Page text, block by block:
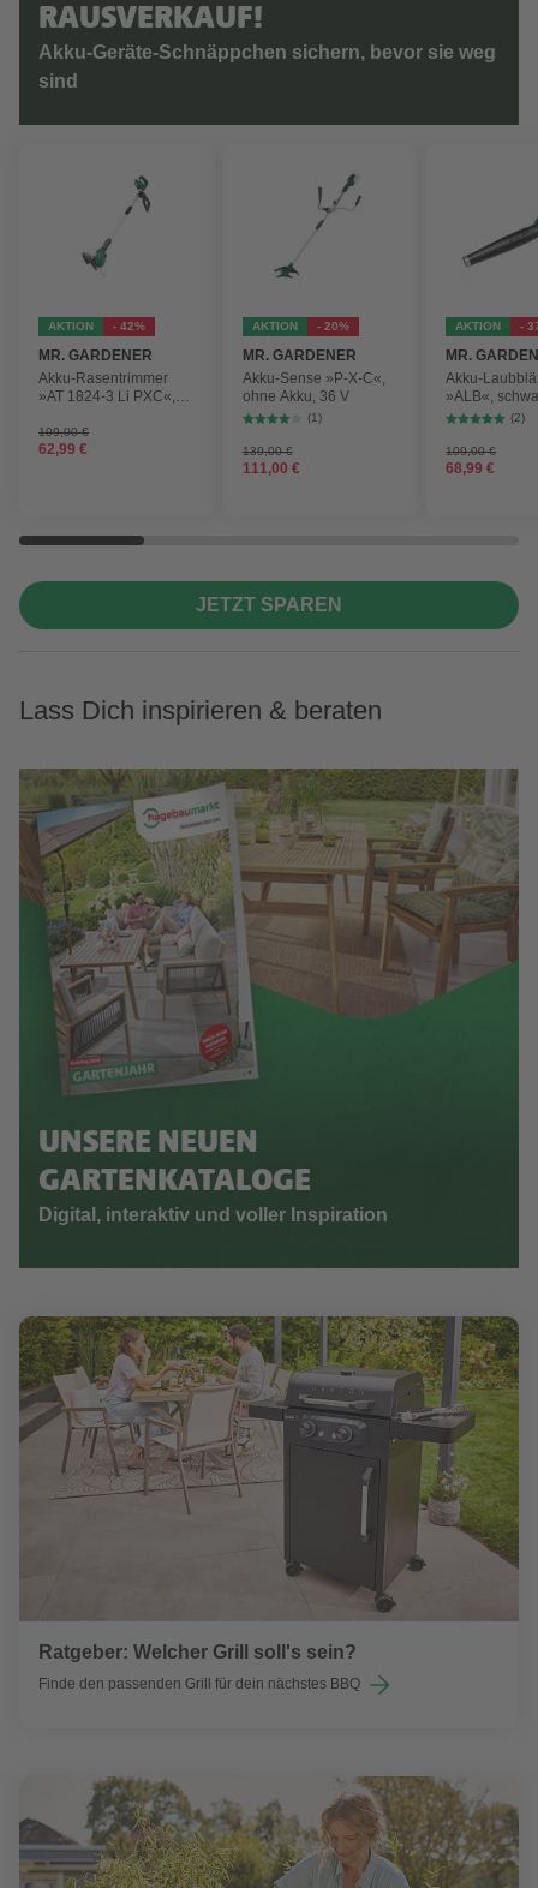
RAUSVERKAUF!
Akku-Geräte-Schnäppchen sichern, bevor sie weg
sind
AKTION - 42%
MR. GARDENER
Akku-Rasentrimmer
»AT 1824-3 Li PXC«,
109,00 €
62,99 €
AKTION - 20%
MR. GARDENER
Akku-Sense »P-X-C«,
ohne Akku, 36 V
(1)
139,00 €
111,00 €
AKTION -
MR.
Akku-
»ALB«,
max.
210 km/h
(2)
109,00 €
68,99 €
JETZT SPAREN
Lass Dich inspirieren & beraten
UNSERE NEUEN
GARTENKATALOGE
Digital, interaktiv und voller Inspiration
Ratgeber: Welcher Grill soll's sein?
Finde den passenden Grill für dein nächstes BBQ